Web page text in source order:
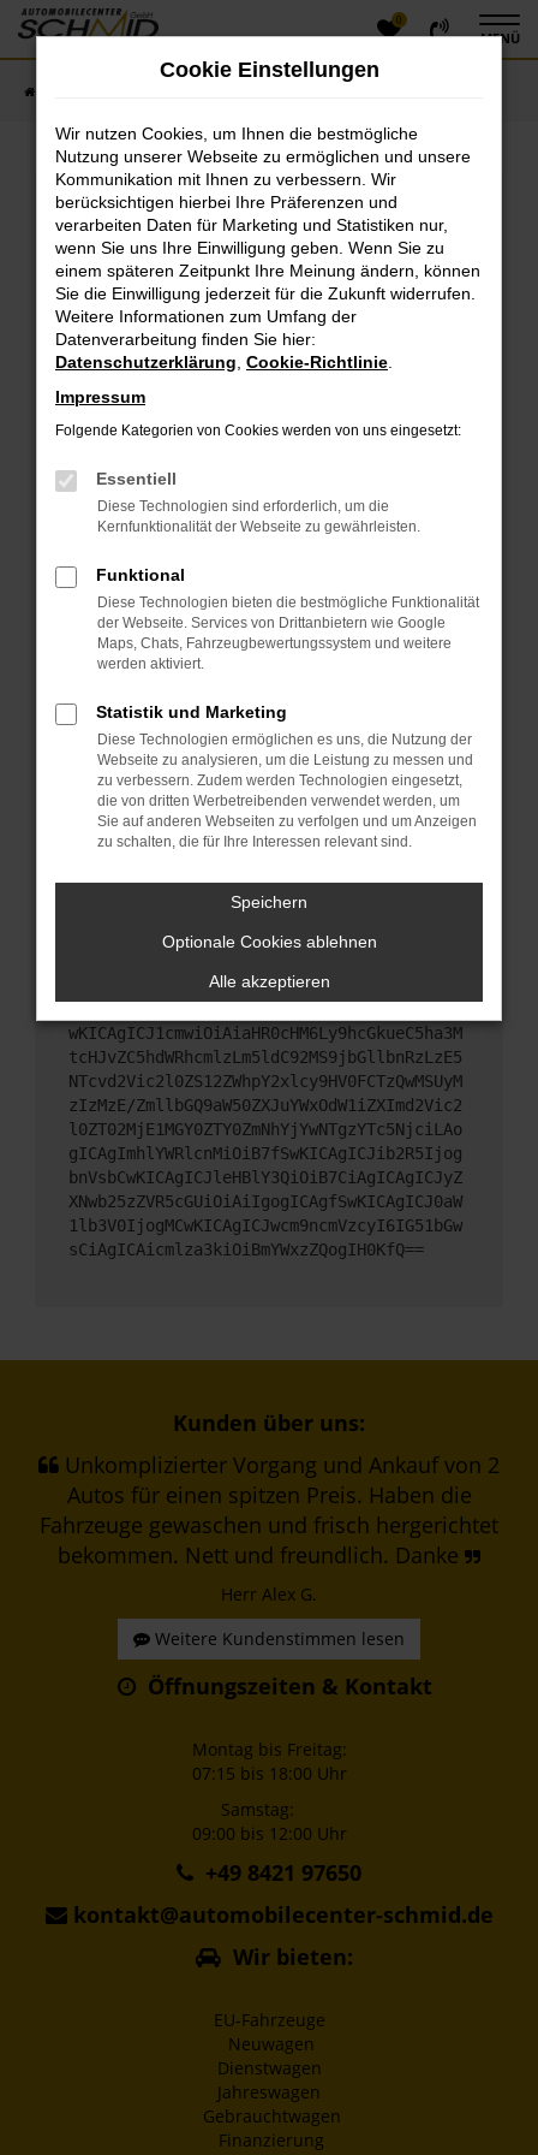
Zum
Hauptinhalt
0
MENÜ
Fehler: Network Error
Beim Laden ist ein Fehler aufgetreten.
Hier sind ein paar Tipps, die dir helfen können:
Überprüfe deine Firewall und deine
Internetverbindung.
Laden andere Webseiten, zum Beispiel deine
Suchmaschine?
Prüfe deine Browsererweiterungen.
das Laden bestimmter Seiten verhindern.
Funktioniert die Seite in einem anderen Browser
oder in einem privaten Fenster?
Das kann manchmal helfen, vorübergehende
Probleme zu beheben.
Stelle sicher, dass dein Browser und dein
Betriebssystem auf dem neuesten Stand sind.
Sicherheitsrisiko, sondern kann auch dazu führen,
dass bestimmte Funktionen nicht mehr
unterstützt werden.
Wende dich an den Webseitenbetreiber.
Wenn du alle oben genannten Schritte versucht
hast, kontaktiere uns bitte. Wir werden versuchen,
das Problem zu beheben. Du kannst uns diesen
Text schicken, um uns bei der Fehlersuche zu
unterstützen:
ewogICJuYW1lIjogIk5ldHdvcmtFcnJvciIsCiAgI
mNvbmZpZyI6IHsKICAgICJtZXRob2QiOiAiR0VUIi
wKICAgICJ1cmwiOiAiaHR0cHM6Ly9hcGkueC5ha3M
tcHJvZC5hdWRhcmlzLm5ldC92MS9jbGllbnRzLzE5
NTcvd2Vic2l0ZS12ZWhpY2xlcy9HV0FCTzQwMSUyM
zIzMzE/ZmllbGQ9aW50ZXJuYWxOdW1iZXImd2Vic2
l0ZT02MjE1MGY0ZTY0ZmNhYjYwNTgzYTc5NjciLAo
gICAgImhlYWRlcnMiOiB7fSwKICAgICJib2R5Ijog
bnVsbCwKICAgICJleHBlY3QiOiB7CiAgICAgICJyZ
XNwb25zZVR5cGUiOiAiIgogICAgfSwKICAgICJ0aW
1lb3V0IjogMCwKICAgICJwcm9ncmVzcyI6IG51bGw
sCiAgICAicmlza3kiOiBmYWxzZQogIH0KfQ==
Kunden über uns:
Unkomplizierter Vorgang und Ankauf von 2
Autos für einen spitzen Preis. Haben die
Fahrzeuge gewaschen und frisch hergerichtet
bekommen. Nett und freundlich. Danke
Herr Alex G.
Weitere Kundenstimmen lesen
Öffnungszeiten & Kontakt
Montag bis Freitag:
07:15 bis 18:00 Uhr
Samstag:
09:00 bis 12:00 Uhr
+49 8421 97650
kontakt@automobilecenter-schmid.de
Wir bieten:
EU-Fahrzeuge
Neuwagen
Dienstwagen
Jahreswagen
Gebrauchtwagen
Finanzierung
Cookie Einstellungen
Wir nutzen Cookies, um Ihnen die bestmögliche
Nutzung unserer Webseite zu ermöglichen und unsere
Kommunikation mit Ihnen zu verbessern. Wir
berücksichtigen hierbei Ihre Präferenzen und
verarbeiten Daten für Marketing und Statistiken nur,
wenn Sie uns Ihre Einwilligung geben. Wenn Sie zu
einem späteren Zeitpunkt Ihre Meinung ändern, können
Sie die Einwilligung jederzeit für die Zukunft widerrufen.
Weitere Informationen zum Umfang der
Datenverarbeitung finden Sie hier:
Datenschutzerklärung Cookie-Richtlinie
Impressum
Folgende Kategorien von Cookies werden von uns eingesetzt:
Essentiell
Diese Technologien sind erforderlich, um die
Kernfunktionalität der Webseite zu gewährleisten.
Funktional
Diese Technologien bieten die bestmögliche Funktionalität
der Webseite. Services von Drittanbietern wie Google
Maps, Chats, Fahrzeugbewertungssystem und weitere
werden aktiviert.
Statistik und Marketing
Diese Technologien ermöglichen es uns, die Nutzung der
Webseite zu analysieren, um die Leistung zu messen und
zu verbessern. Zudem werden Technologien eingesetzt,
die von dritten Werbetreibenden verwendet werden, um
Sie auf anderen Webseiten zu verfolgen und um Anzeigen
zu schalten, die für Ihre Interessen relevant sind.
Speichern
Optionale Cookies ablehnen
Alle akzeptieren